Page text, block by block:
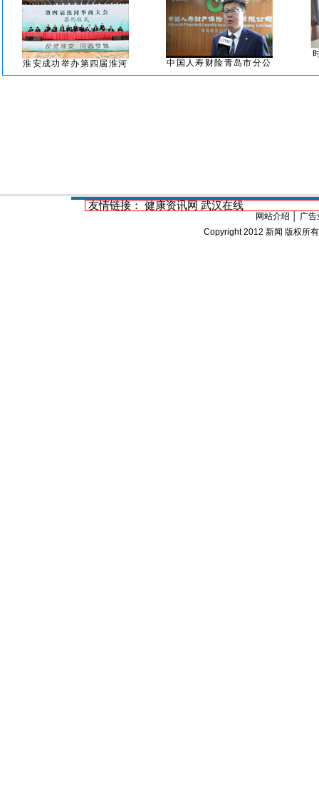
淮安成功举办第四届淮河 中国人寿财险青岛市分公
友情链接： 健康资讯网 武汉在线
网站介绍
广告
Copyright 2012 新闻 版权所